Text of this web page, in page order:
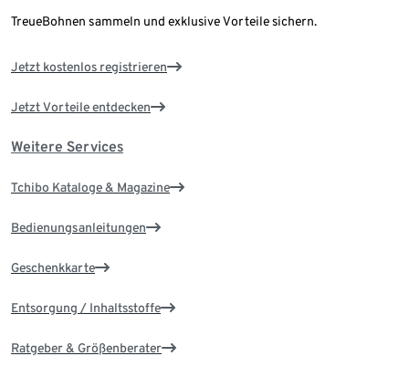
TreueBohnen sammeln und exklusive Vorteile sichern.
Jetzt kostenlos registrieren
Jetzt Vorteile entdecken
Weitere Services
Tchibo Kataloge & Magazine
Bedienungsanleitungen
Geschenkkarte
Entsorgung / Inhaltsstoffe
Ratgeber & Größenberater